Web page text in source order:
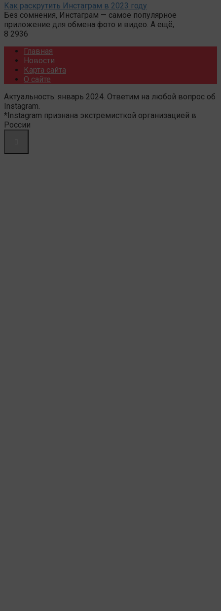
Как раскрутить Инстаграм в 2023 году
Без сомнения, Инстаграм — самое популярное
приложение для обмена фото и видео. А ещё,
8 2936
Главная
Новости
Карта сайта
О сайте
Актуальность: январь 2024. Ответим на любой вопрос об
Instagram.
*Instagram признана экстремисткой организацией в
России